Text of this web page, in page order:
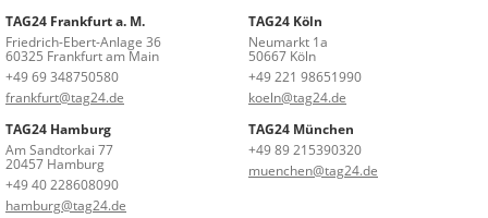
TAG24 Frankfurt a. M.
Friedrich-Ebert-Anlage 36
60325 Frankfurt am Main
+49 69 348750580
frankfurt@tag24.de
TAG24 Köln
Neumarkt 1a
50667 Köln
+49 221 98651990
koeln@tag24.de
TAG24 Hamburg
Am Sandtorkai 77
20457 Hamburg
+49 40 228608090
hamburg@tag24.de
TAG24 München
+49 89 215390320
muenchen@tag24.de